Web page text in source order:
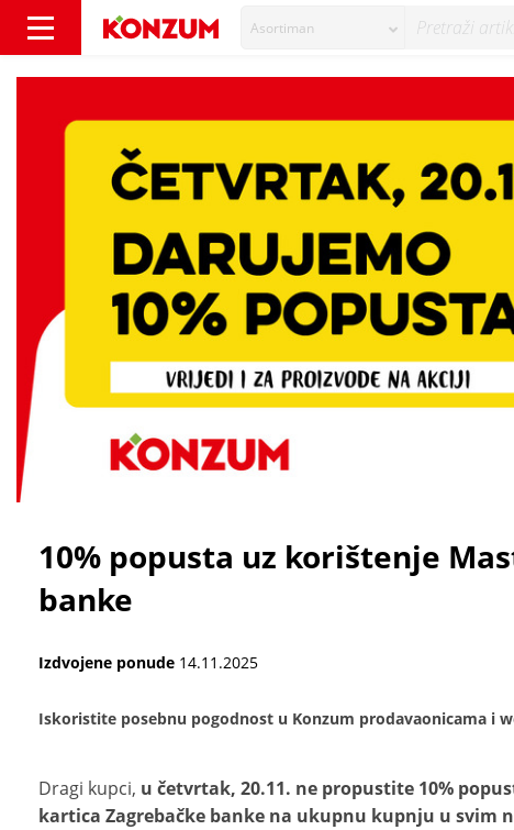
Asortiman
10% popusta uz korištenje
banke
Izdvojene ponude 14.11.2025
Iskoristite posebnu pogodnost u Konzum prodavaonicama i
Dragi kupci, u četvrtak, 20.11. ne propustite 10%
kartica Zagrebačke banke na ukupnu kupnju u svim